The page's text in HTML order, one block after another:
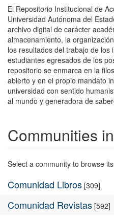
El Repositorio Institucional de
Universidad Autónoma del
archivo digital de carácter
almacenamiento, la
los resultados del trabajo de
estudiantes egresados de los
repositorio se enmarca en la
abierto y en el propio mandato
universidad con sentido
al mundo y generadora de
Communities
Select a community to browse
Comunidad Libros [309]
Comunidad Revistas [592]